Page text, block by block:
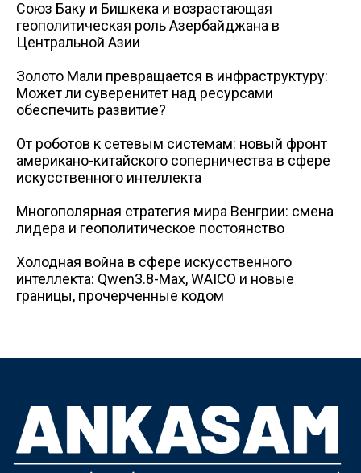
Союз Баку и Бишкека и возрастающая
геополитическая роль Азербайджана в
Центральной Азии
Золото Мали превращается в инфраструктуру:
Может ли суверенитет над ресурсами
обеспечить развитие?
От роботов к сетевым системам: новый фронт
американо-китайского соперничества в сфере
искусственного интеллекта
Многополярная стратегия мира Венгрии: смена
лидера и геополитическое постоянство
Холодная война в сфере искусственного
интеллекта: Qwen3.8-Max, WAICO и новые
границы, прочерченные кодом